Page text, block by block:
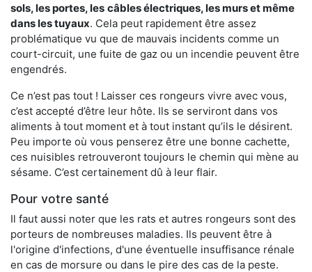
sols, les portes, les câbles électriques, les murs et même
dans les tuyaux. Cela peut rapidement être assez
problématique vu que de mauvais incidents comme un
court-circuit, une fuite de gaz ou un incendie peuvent être
engendrés.
Ce n’est pas tout ! Laisser ces rongeurs vivre avec vous,
c’est accepté d’être leur hôte. Ils se serviront dans vos
aliments à tout moment et à tout instant qu’ils le désirent.
Peu importe où vous penserez être une bonne cachette,
ces nuisibles retrouveront toujours le chemin qui mène au
sésame. C’est certainement dû à leur flair.
Pour votre santé
Il faut aussi noter que les rats et autres rongeurs sont des
porteurs de nombreuses maladies. Ils peuvent être à
l'origine d'infections, d'une éventuelle insuffisance rénale
en cas de morsure ou dans le pire des cas de la peste.